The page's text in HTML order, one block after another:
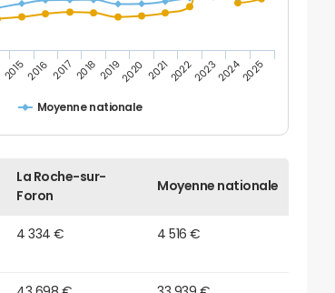
Moyenne nationale
20152016 2017 201820192020 20212022202320242025
La Roche-sur-
Foron
Moyenne nationale
4 334 € 4 516 €